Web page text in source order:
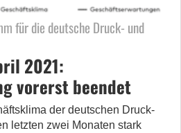
für die deutsche Druck- und
2021:
vorerst beendet
der deutschen Druck-
letzten zwei Monaten stark